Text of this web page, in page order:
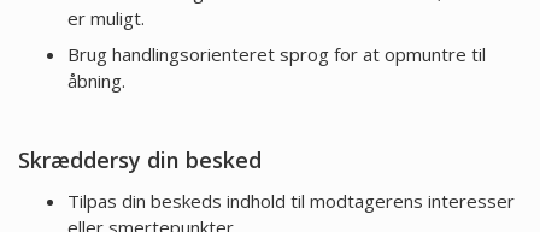
er muligt.
Brug handlingsorienteret sprog for at opmuntre til
åbning.
Skræddersy din besked
Tilpas din beskeds indhold til modtagerens interesser
eller smertepunkter.